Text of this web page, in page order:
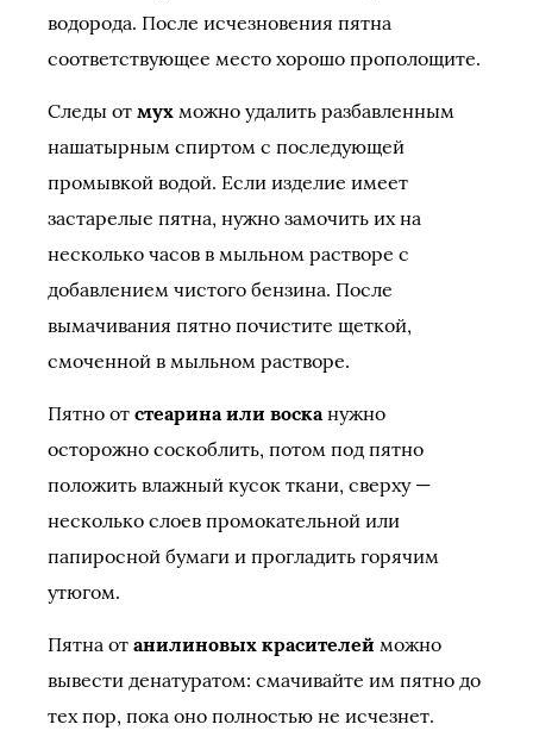
водорода. После исчезновения пятна
соответствующее место хорошо прополощите.
Следы от мух можно удалить разбавленным
нашатырным спиртом с последующей
промывкой водой. Если изделие имеет
застарелые пятна, нужно замочить их на
несколько часов в мыльном растворе с
добавлением чистого бензина. После
вымачивания пятно почистите щеткой,
смоченной в мыльном растворе.
Пятно от стеарина или восканужно
осторожно соскоблить, потом под пятно
положить влажный кусок ткани, сверху —
несколько слоев промокательной или
папиросной бумаги и прогладить горячим
утюгом.
Пятна от анилиновых красителей можно
вывести денатуратом: смачивайте им пятно до
тех пор, пока оно полностью не исчезнет.